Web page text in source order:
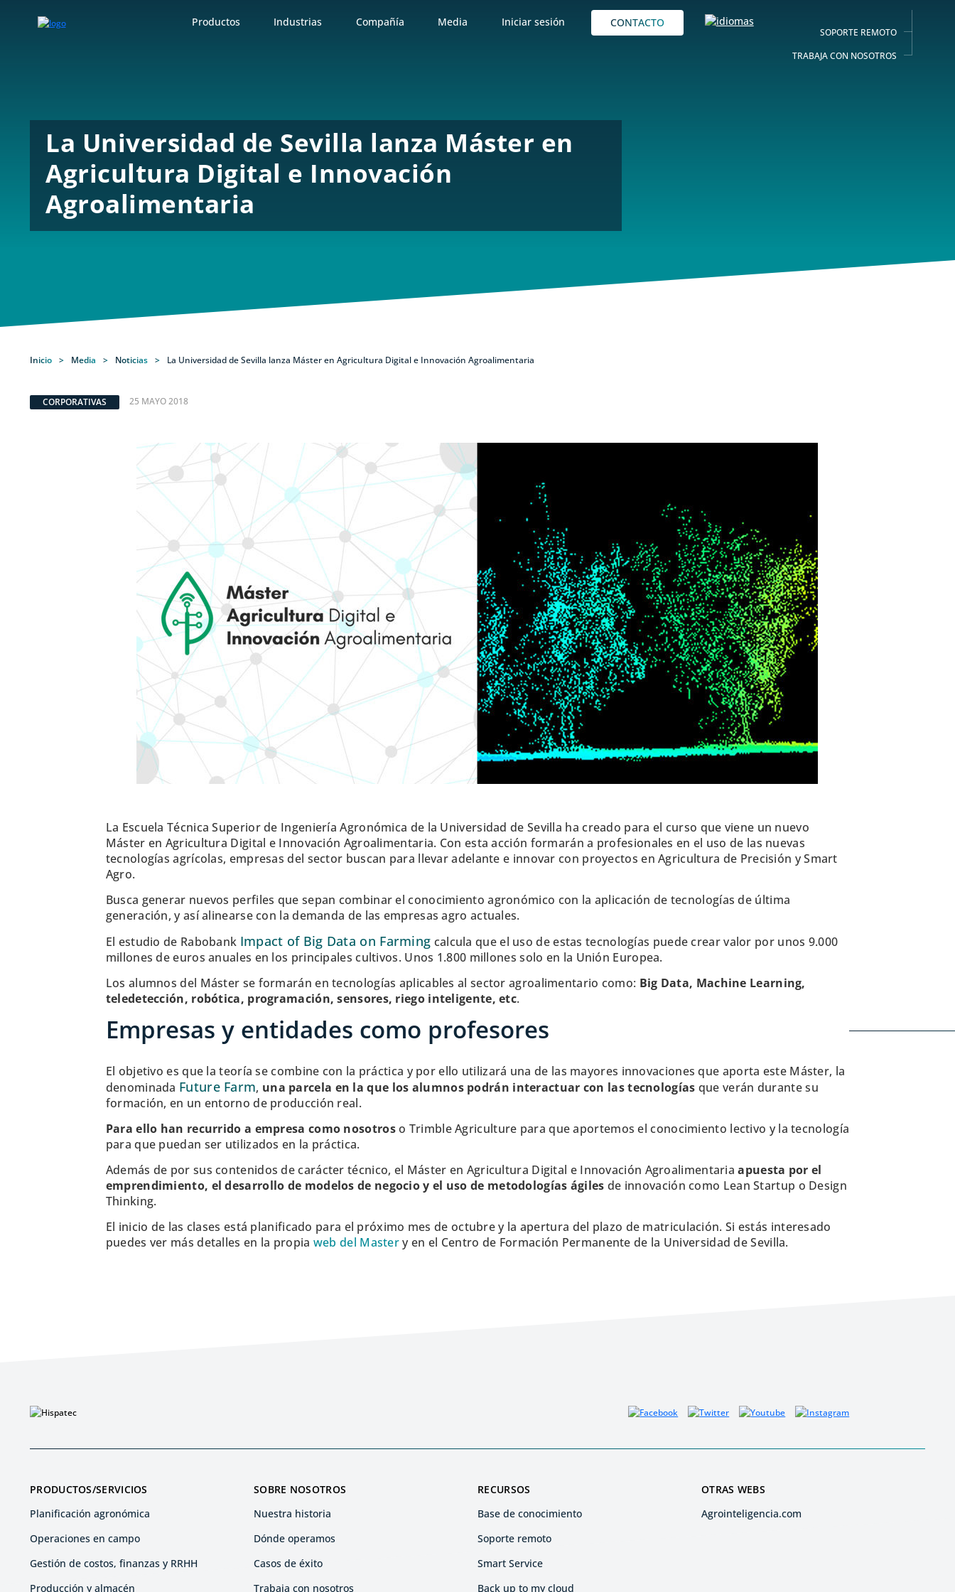
Productos Industrias Compañía Media Iniciar sesión CONTACTO
SOPORTE REMOTO
TRABAJA CON NOSOTROS
La Universidad de Sevilla lanza Máster en
Agricultura Digital e Innovación
Agroalimentaria
Inicio > Media > Noticias > La Universidad de Sevilla lanza Máster en Agricultura Digital e Innovación Agroalimentaria
CORPORATIVAS 25 MAYO 2018
La Escuela Técnica Superior de Ingeniería Agronómica de la Universidad de Sevilla ha creado para el curso que viene un nuevo
Máster en Agricultura Digital e Innovación Agroalimentaria. Con esta acción formarán a profesionales en el uso de las nuevas
tecnologías agrícolas, empresas del sector buscan para llevar adelante e innovar con proyectos en Agricultura de Precisión y Smart
Agro.
Busca generar nuevos perfiles que sepan combinar el conocimiento agronómico con la aplicación de tecnologías de última
generación, y así alinearse con la demanda de las empresas agro actuales.
El estudio de Rabobank Impact of Big Data on Farming calcula que el uso de estas tecnologías puede crear valor por unos 9.000
millones de euros anuales en los principales cultivos. Unos 1.800 millones solo en la Unión Europea.
Los alumnos del Máster se formarán en tecnologías aplicables al sector agroalimentario como: Big Data, Machine Learning,
teledetección, robótica, programación, sensores, riego inteligente, etc.
Empresas y entidades como profesores
El objetivo es que la teoría se combine con la práctica y por ello utilizará una de las mayores innovaciones que aporta este Máster, la
denominada Future Farm, una parcela en la que los alumnos podrán interactuar con las tecnologías que verán durante su
formación, en un entorno de producción real.
Para ello han recurrido a empresa como nosotroso Trimble Agriculture para que aportemos el conocimiento lectivo y la tecnología
para que puedan ser utilizados en la práctica.
Además de por sus contenidos de carácter técnico, el Máster en Agricultura Digital e Innovación Agroalimentariaapuesta por el
emprendimiento, el desarrollo de modelos de negocio y el uso de metodologías ágiles de innovación como Lean Startup o Design
Thinking.
El inicio de las clases está planificado para el próximo mes de octubre y la apertura del plazo de matriculación. Si estás interesado
puedes ver más detalles en la propia web del Mastery en el Centro de Formación Permanente de la Universidad de Sevilla.
PRODUCTOS/SERVICIOS
Planificación agronómica
Operaciones en campo
Gestión de costos, finanzas y RRHH
Producción y almacén
SOBRE NOSOTROS
Nuestra historia
Dónde operamos
Casos de éxito
Trabaja con nosotros
RECURSOS
Base de conocimiento
Soporte remoto
Smart Service
Back up to my cloud
OTRAS WEBS
Agrointeligencia.com